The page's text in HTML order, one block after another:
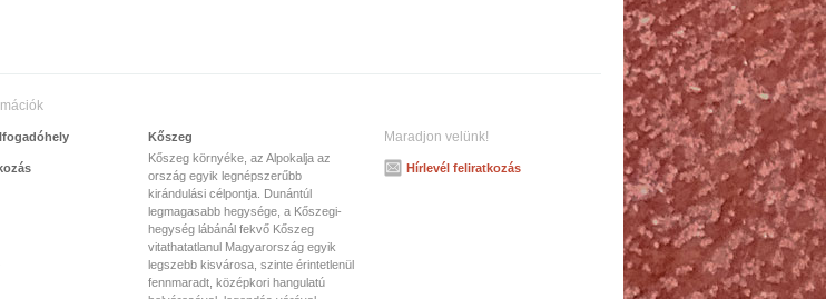
Kőszeg
Kőszeg környéke, az Alpokalja az
ország egyik legnépszerűbb
kirándulási célpontja. Dunántúl
legmagasabb hegysége, a Kőszegi-
hegység lábánál fekvő Kőszeg
vitathatatlanul Magyarország egyik
legszebb kisvárosa, szinte érintetlenül
fennmaradt, középkori hangulatú
Maradjon velünk!
Hírlevél feliratkozás